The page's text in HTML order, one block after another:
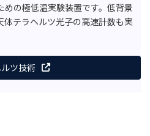
の極低温実験装置です。低背景
テラヘルツ光子の高速計数も実
ツ技術